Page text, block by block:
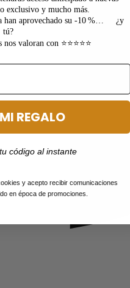
exclusivo y mucho más.
han aprovechado su -10 %… ¿y
tú?
valoran con ⭐⭐⭐⭐⭐
REGALO
código al instante
y acepto recibir comunicaciones
en época de promociones.